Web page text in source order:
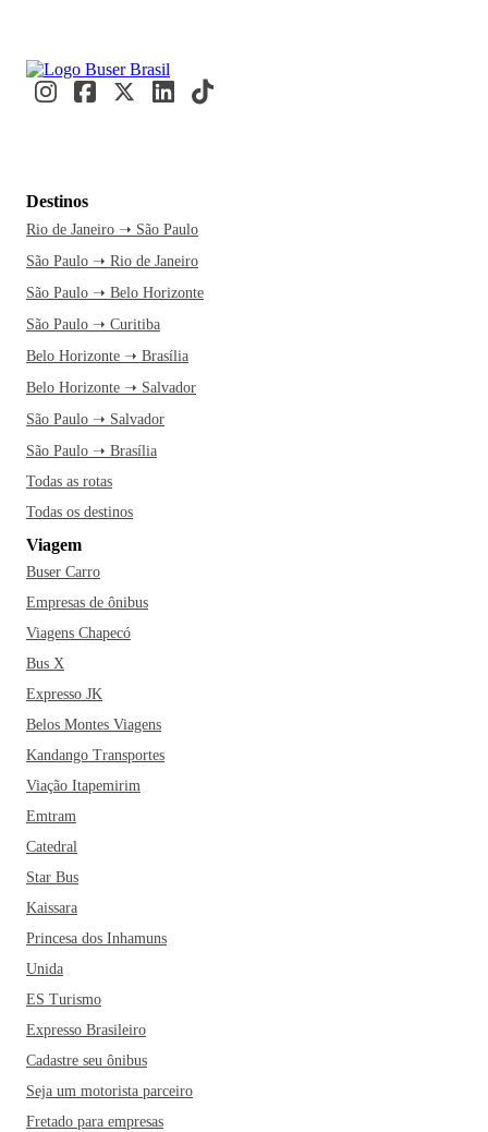
Destinos
Rio de Janeiro ➝ São Paulo
São Paulo ➝ Rio de Janeiro
São Paulo ➝ Belo Horizonte
São Paulo ➝ Curitiba
Belo Horizonte ➝ Brasília
Belo Horizonte ➝ Salvador
São Paulo ➝ Salvador
São Paulo ➝ Brasília
Todas as rotas
Todas os destinos
Viagem
Buser Carro
Empresas de ônibus
Viagens Chapecó
Bus X
Expresso JK
Belos Montes Viagens
Kandango Transportes
Viação Itapemirim
Emtram
Catedral
Star Bus
Kaissara
Princesa dos Inhamuns
Unida
ES Turismo
Expresso Brasileiro
Cadastre seu ônibus
Seja um motorista parceiro
Fretado para empresas